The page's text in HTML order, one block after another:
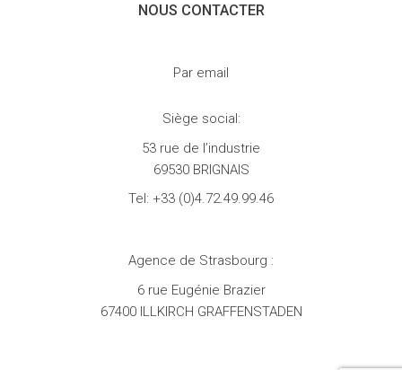
NOUS CONTACTER
Par email
Siège social:
53 rue de l’industrie
69530 BRIGNAIS
Tel: +33 (0)4.72.49.99.46
Agence de Strasbourg :
6 rue Eugénie Brazier
67400 ILLKIRCH GRAFFENSTADEN